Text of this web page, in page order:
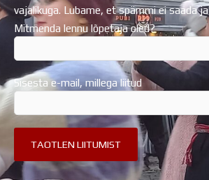
vajalikuga. Lubame, et spämmi ei saada
Mitmenda lennu lõpetaja oled?
Sisesta e-mail, millega liitud